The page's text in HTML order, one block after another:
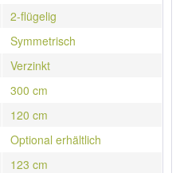
2-flügelig
Symmetrisch
Verzinkt
300 cm
120 cm
Optional erhältlich
123 cm